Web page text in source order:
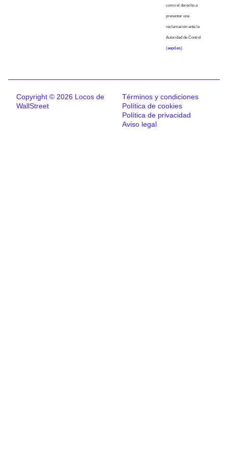
como el derecho a
presentar una
reclamación ante la
Autoridad de Control
(aepd.es).
Copyright © 2026 Locos de
WallStreet
Términos y condiciones
Política de cookies
Política de privacidad
Aviso legal